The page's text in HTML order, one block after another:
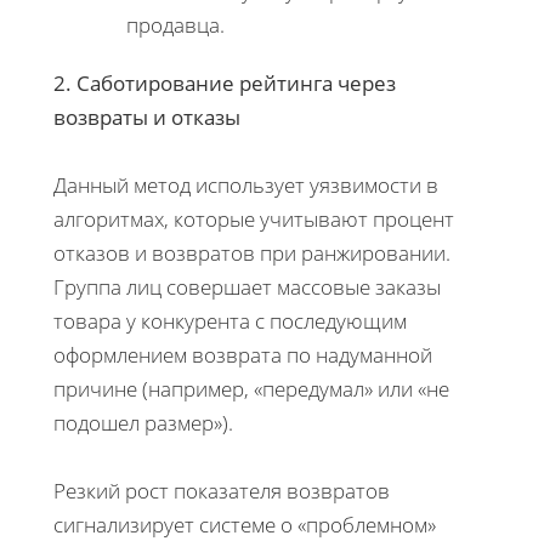
продавца.
2. Саботирование рейтинга через
возвраты и отказы
Данный метод использует уязвимости в
алгоритмах, которые учитывают процент
отказов и возвратов при ранжировании.
Группа лиц совершает массовые заказы
товара у конкурента с последующим
оформлением возврата по надуманной
причине (например, «передумал» или «не
подошел размер»).
Резкий рост показателя возвратов
сигнализирует системе о «проблемном»